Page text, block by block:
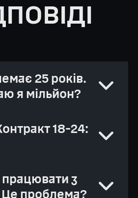
25 років.
я мільйон?
трьома
терміну дії
18-24:
спробувати себе в
та водночас
з
проблема?